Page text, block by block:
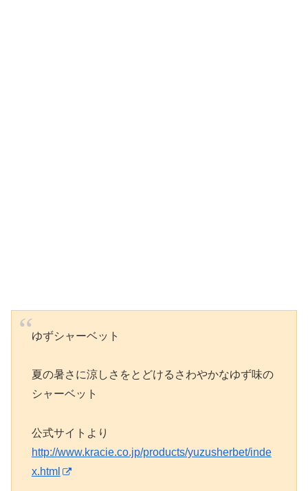
ゆずシャーベット
夏の暑さに涼しさをとどけるさわやかなゆず味の
シャーベット
公式サイトより
http://www.kracie.co.jp/products/yuzusherbet/inde
x.html